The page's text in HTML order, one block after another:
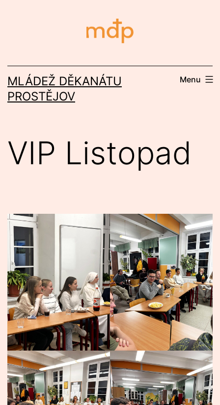
MLÁDEŽ DĚKANÁTU
PROSTĚJOV
Menu
VIP Listopad